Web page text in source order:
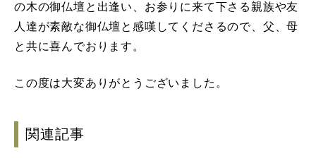
の木の御仏壇と出逢い、お参りに来て下さる親族や友
人達が素敵な御仏壇と感嘆してくださるので、父、母
と共に喜んでおります。
この度は大変ありがとうございました。
関連記事